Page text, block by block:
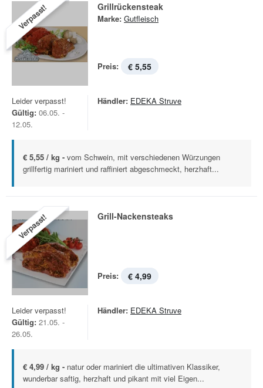
Verpasst! Grillrückensteak
Marke: Gutfleisch
Preis: € 5,55
Leider verpasst!
Gültig: 06.05. -
12.05.
Händler: EDEKA Struve
€ 5,55 / kg - vom Schwein, mit verschiedenen Würzungen
grillfertig mariniert und raffiniert abgeschmeckt, herzhaft...
Verpasst! Grill-Nackensteaks
Preis: € 4,99
Leider verpasst!
Gültig: 21.05. -
26.05.
Händler: EDEKA Struve
€ 4,99 / kg - natur oder mariniert die ultimativen Klassiker,
wunderbar saftig, herzhaft und pikant mit viel Eigen...